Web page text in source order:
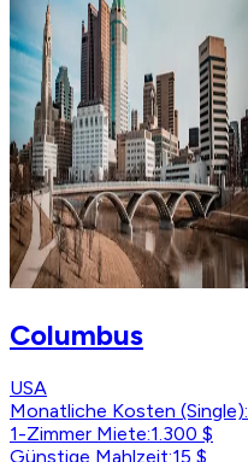
Columbus
USA
Monatliche Kosten (Single):
1-Zimmer Miete:1.300 $
Günstige Mahlzeit:15 $